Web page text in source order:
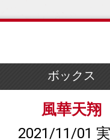
ボックス
風華天翔
2021/11/01